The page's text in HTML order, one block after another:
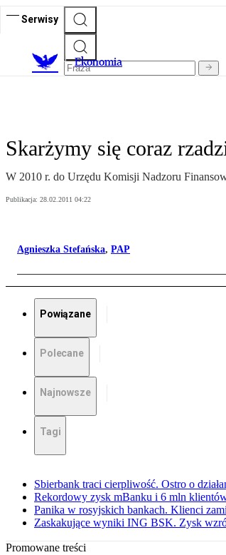
Serwisy
Ekonomia
Skarżymy się coraz
W 2010 r. do Urzędu Komisji Nadzoru
Publikacja: 28.02.2011 04:22
Agnieszka Stefańska, PAP
Powiązane
Polecane
Najnowsze
Tagi
Sbierbank traci cierpliwość. Ostro o
Rekordowy zysk mBanku i 6 mln
Panika w rosyjskich bankach. Klienci
Zaskakujące wyniki ING BSK. Zysk
Promowane treści